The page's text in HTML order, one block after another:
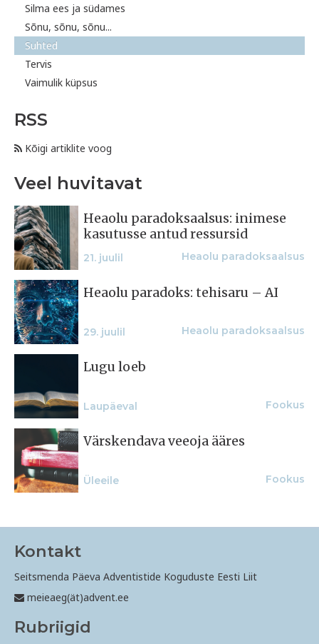
Silma ees ja südames
Sõnu, sõnu, sõnu...
Suhted
Tervis
Vaimulik küpsus
RSS
Kõigi artiklite voog
Veel huvitavat
Heaolu paradoksaalsus: inimese
kasutusse antud ressursid
21. juulil Heaolu paradoksaalsus
Heaolu paradoks: tehisaru – AI
29. juulil Heaolu paradoksaalsus
Lugu loeb
Laupäeval Fookus
Värskendava veeoja ääres
Üleeile Fookus
Kontakt
Seitsmenda Päeva Adventistide Koguduste Eesti Liit
meieaeg(ät)advent.ee
Rubriigid